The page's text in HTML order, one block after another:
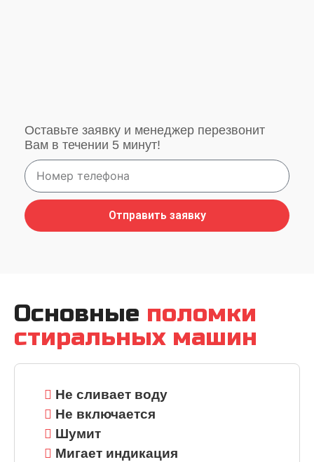
Оставьте заявку и менеджер перезвонит
Вам в течении 5 минут!
Отправить заявку
Основные поломки
стиральных машин
Не сливает воду
Не включается
Шумит
Мигает индикация